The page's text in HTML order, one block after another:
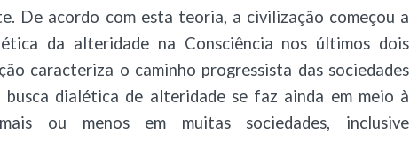
De acordo com esta teoria, a civilização começou a
da alteridade na Consciência nos últimos dois
caracteriza o caminho progressista das sociedades
dialética de alteridade se faz ainda em meio à
ou menos em muitas sociedades, inclusive